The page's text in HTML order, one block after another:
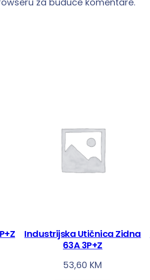
Industrijska Utičnica Zidna
63A 3P+Z
53,60 KM